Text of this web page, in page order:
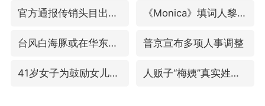
官方通报传销头目出狱办书院 《Monica》填词人黎彼得去世
台风白海豚或在华东沿海登陆 普京宣布多项人事调整
41岁女子为鼓励女儿考上985研究生 人贩子“梅姨”真实姓名曝光